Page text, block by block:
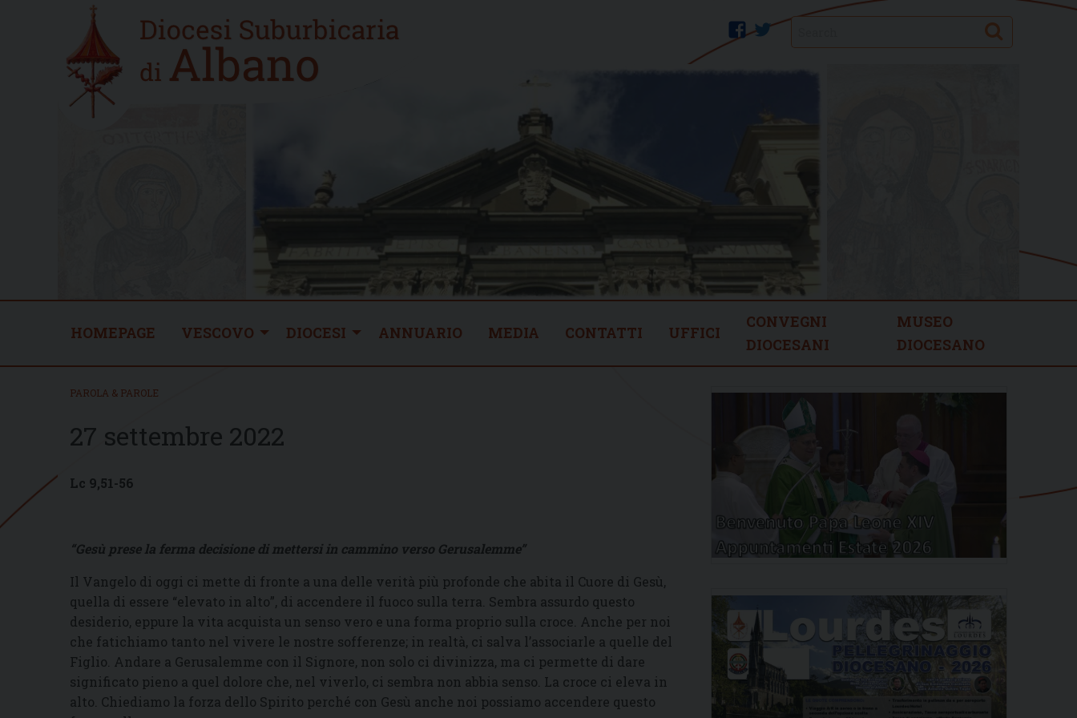
Home
new
twitter
facebook Search
HOMEPAGE VESCOVO DIOCESI ANNUARIO MEDIA CONTATTI UFFICI
CONVEGNI
DIOCESANI
MUSEO
DIOCESANO
PAROLA & PAROLE
27 settembre 2022
Lc 9,51-56
“Gesù prese la ferma decisione di mettersi in cammino verso Gerusalemme”
Il Vangelo di oggi ci mette di fronte a una delle verità più profonde che abita il Cuore di Gesù,
quella di essere “elevato in alto”, di accendere il fuoco sulla terra. Sembra assurdo questo
desiderio, eppure la vita acquista un senso vero e una forma proprio sulla croce. Anche per noi
che fatichiamo tanto nel vivere le nostre sofferenze; in realtà, ci salva l’associarle a quelle del
Figlio. Andare a Gerusalemme con il Signore, non solo ci divinizza, ma ci permette di dare
significato pieno a quel dolore che, nel viverlo, ci sembra non abbia senso. La croce ci eleva in
alto. Chiediamo la forza dello Spirito perché con Gesù anche noi possiamo accendere questo